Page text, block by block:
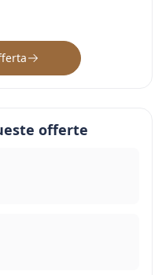
offerte